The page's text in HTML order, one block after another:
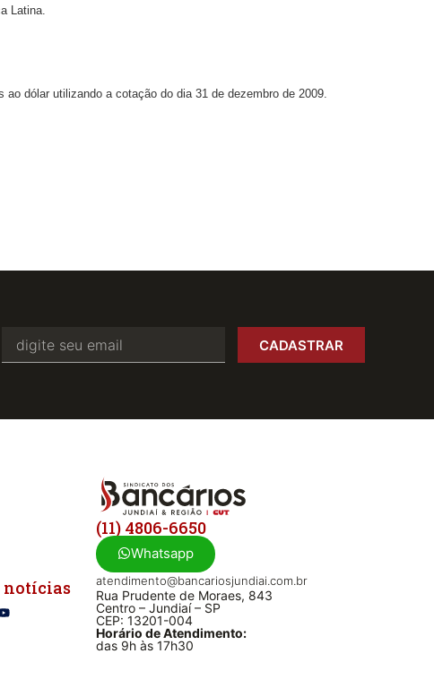
Latina.
dólar utilizando a cotação do dia 31 de dezembro de 2009.
CADASTRAR
notícias
(11) 4806-6650
Whatsapp
atendimento@bancariosjundiai.com.br
Rua Prudente de Moraes, 843
Centro – Jundiaí – SP
CEP: 13201-004
Horário de Atendimento:
das 9h às 17h30